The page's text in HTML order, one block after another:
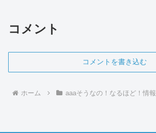
コメント
コメントを書き込む
ホーム aaaそうなの！なるほど！情報